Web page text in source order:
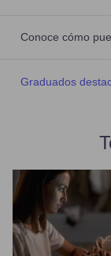
Conoce cómo
Graduados